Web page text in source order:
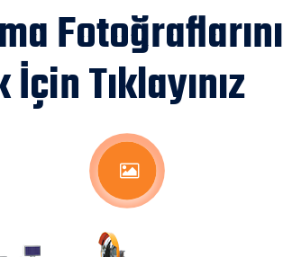
Fotoğraflarını
Tıklayınız